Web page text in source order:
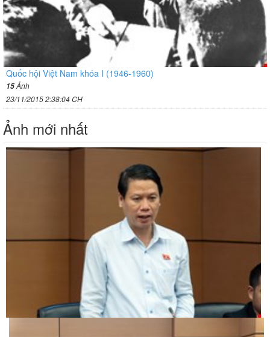
Quốc hội Việt Nam khóa I (1946-1960)
15Ảnh
23/11/2015 2:38:04 CH
Ảnh mới nhất